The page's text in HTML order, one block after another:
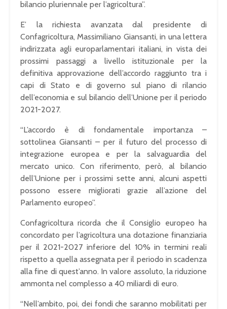
bilancio pluriennale per l’agricoltura”.
E’ la richiesta avanzata dal presidente di
Confagricoltura, Massimiliano Giansanti, in una lettera
indirizzata agli europarlamentari italiani, in vista dei
prossimi passaggi a livello istituzionale per la
definitiva approvazione dell’accordo raggiunto tra i
capi di Stato e di governo sul piano di rilancio
dell’economia e sul bilancio dell’Unione per il periodo
2021-2027.
“L’accordo è di fondamentale importanza –
sottolinea Giansanti – per il futuro del processo di
integrazione europea e per la salvaguardia del
mercato unico. Con riferimento, però, al bilancio
dell’Unione per i prossimi sette anni, alcuni aspetti
possono essere migliorati grazie all’azione del
Parlamento europeo”.
Confagricoltura ricorda che il Consiglio europeo ha
concordato per l’agricoltura una dotazione finanziaria
per il 2021-2027 inferiore del 10% in termini reali
rispetto a quella assegnata per il periodo in scadenza
alla fine di quest’anno. In valore assoluto, la riduzione
ammonta nel complesso a 40 miliardi di euro.
“Nell’ambito, poi, dei fondi che saranno mobilitati per